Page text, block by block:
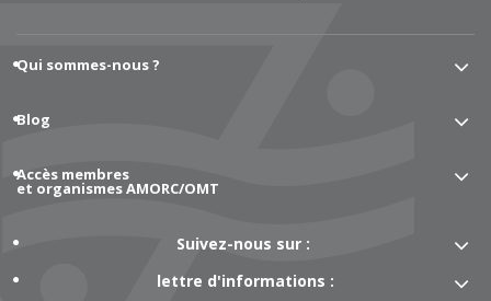
Qui sommes-nous ?
Blog
Accès membres
et organismes AMORC/OMT
Suivez-nous sur :
lettre d'informations :